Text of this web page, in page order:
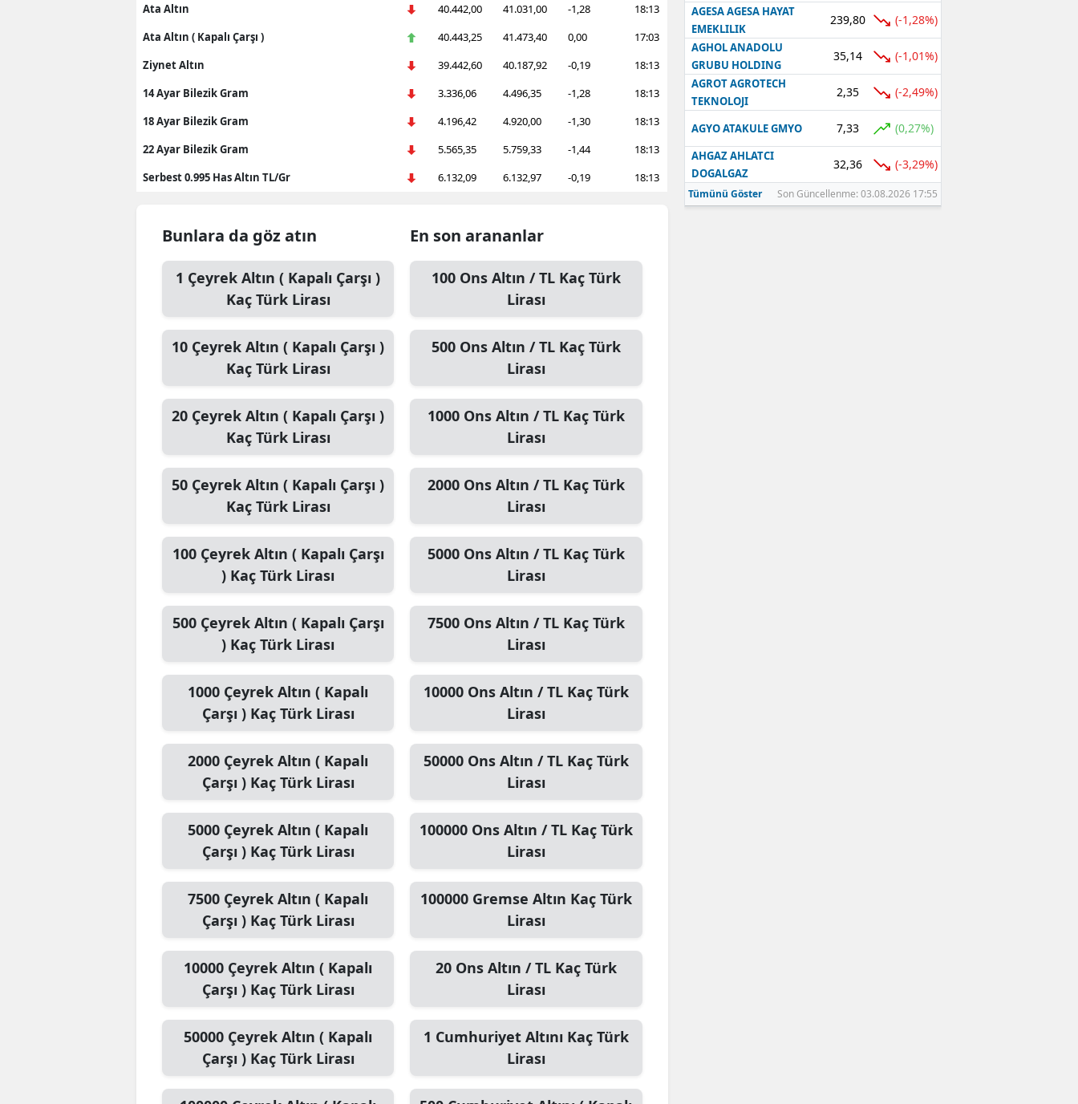
Ata Altın
40.442,00 41.031,00 -1,28
18:13
Ata Altın ( Kapalı Çarşı )
40.443,25 41.473,40 0,00
17:03
Ziynet Altın
39.442,60 40.187,92 -0,19
18:13
14 Ayar Bilezik Gram
3.336,06 4.496,35 -1,28
18:13
18 Ayar Bilezik Gram
4.196,42 4.920,00 -1,30
18:13
22 Ayar Bilezik Gram
5.565,35 5.759,33 -1,44
18:13
Serbest 0.995 Has Altın TL/Gr
6.132,09 6.132,97 -0,19 18:13
Bunlara da göz atın
1 Çeyrek Altın ( Kapalı Çarşı )
Kaç Türk Lirası
10 Çeyrek Altın ( Kapalı Çarşı )
Kaç Türk Lirası
20 Çeyrek Altın ( Kapalı Çarşı )
Kaç Türk Lirası
50 Çeyrek Altın ( Kapalı Çarşı )
Kaç Türk Lirası
100 Çeyrek Altın ( Kapalı Çarşı
) Kaç Türk Lirası
500 Çeyrek Altın ( Kapalı Çarşı
) Kaç Türk Lirası
1000 Çeyrek Altın ( Kapalı
Çarşı )Kaç Türk Lirası
2000 Çeyrek Altın ( Kapalı
Çarşı )Kaç Türk Lirası
5000 Çeyrek Altın ( Kapalı
Çarşı )Kaç Türk Lirası
7500 Çeyrek Altın ( Kapalı
Çarşı )Kaç Türk Lirası
10000 Çeyrek Altın ( Kapalı
Çarşı )Kaç Türk Lirası
50000 Çeyrek Altın ( Kapalı
Çarşı )Kaç Türk Lirası
En son arananlar
100 Ons Altın / TLKaç Türk
Lirası
500 Ons Altın / TLKaç Türk
Lirası
1000 Ons Altın / TLKaç Türk
Lirası
2000 Ons Altın / TLKaç Türk
Lirası
5000 Ons Altın / TLKaç Türk
Lirası
7500 Ons Altın / TLKaç Türk
Lirası
10000 Ons Altın / TLKaç Türk
Lirası
50000 Ons Altın / TLKaç Türk
Lirası
100000 Ons Altın / TLKaç Türk
Lirası
100000 Gremse Altın Kaç Türk
Lirası
20 Ons Altın / TLKaç Türk
Lirası
1 Cumhuriyet Altını Kaç Türk
Lirası
AGESA AGESA HAYAT
EMEKLILIK
239,80 (-1,28%)
AGHOL ANADOLU
GRUBU HOLDING
35,14 (-1,01%)
AGROT AGROTECH
TEKNOLOJI
2,35 (-2,49%)
AGYO ATAKULE GMYO 7,33 (0,27%)
AHGAZ AHLATCI
DOGALGAZ
32,36 (-3,29%)
Tümünü Göster Son Güncellenme: 03.08.2026 17:55